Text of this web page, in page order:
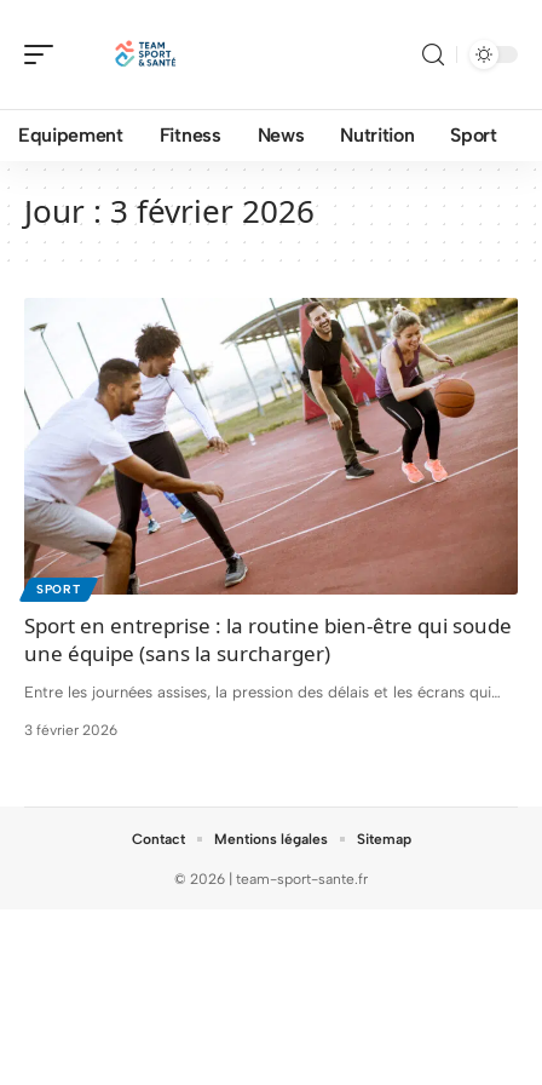
Equipement Fitness News Nutrition Sport
Jour : 3 février 2026
SPORT
Sport en entreprise : la routine bien-être qui soude
une équipe (sans la surcharger)
Entre les journées assises, la pression des délais et les écrans qui…
3 février 2026
© 2026 | team-sport-sante.fr
Contact Mentions légales Sitemap